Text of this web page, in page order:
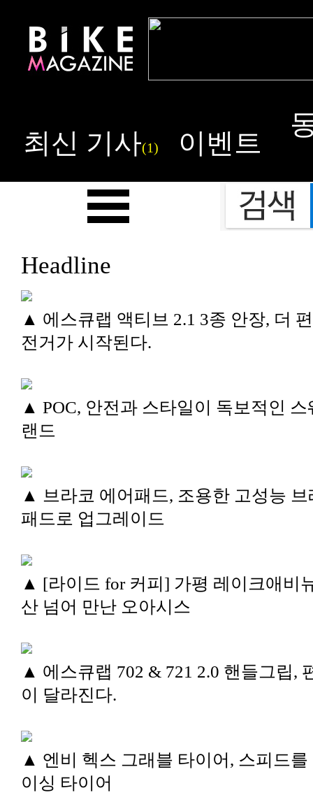
최신 기사(1) 이벤트
Headline
▲ 에스큐랩 액티브 2.1 3종 안장, 더
전거가 시작된다.
▲ POC, 안전과 스타일이 독보적인 스
랜드
▲ 브라코 에어패드, 조용한 고성능 브
패드로 업그레이드
▲ [라이드 for 커피] 가평 레이크애비
산 넘어 만난 오아시스
▲ 에스큐랩 702 & 721 2.0 핸들그립,
이 달라진다.
▲ 엔비 헥스 그래블 타이어, 스피드를
이싱 타이어